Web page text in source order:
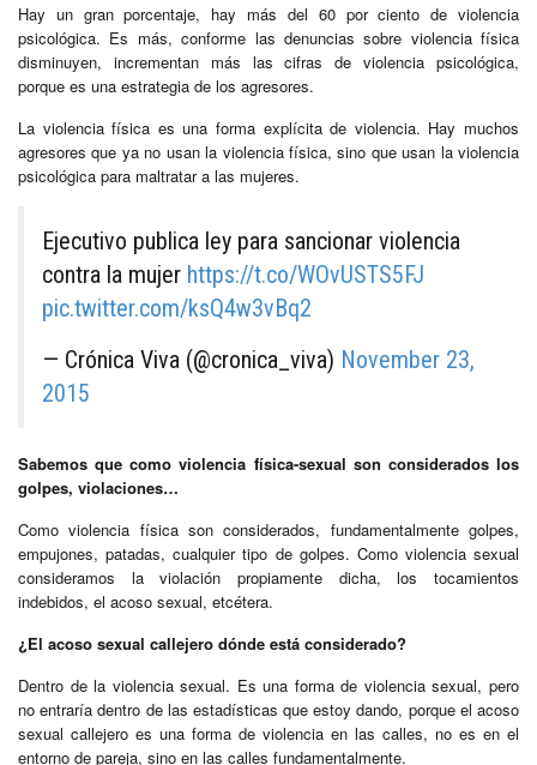
Hay un gran porcentaje, hay más del 60 por ciento de violencia
psicológica. Es más, conforme las denuncias sobre violencia física
disminuyen, incrementan más las cifras de violencia psicológica,
porque es una estrategia de los agresores.
La violencia física es una forma explícita de violencia. Hay muchos
agresores que ya no usan la violencia física, sino que usan la violencia
psicológica para maltratar a las mujeres.
Ejecutivo publica ley para sancionar violencia
contra la mujer https://t.co/WOvUSTS5FJ
pic.twitter.com/ksQ4w3vBq2
— Crónica Viva (@cronica_viva) November 23,
2015
Sabemos que como violencia física-sexual son considerados los
golpes, violaciones…
Como violencia física son considerados, fundamentalmente golpes,
empujones, patadas, cualquier tipo de golpes. Como violencia sexual
consideramos la violación propiamente dicha, los tocamientos
indebidos, el acoso sexual, etcétera.
¿El acoso sexual callejero dónde está considerado?
Dentro de la violencia sexual. Es una forma de violencia sexual, pero
no entraría dentro de las estadísticas que estoy dando, porque el acoso
sexual callejero es una forma de violencia en las calles, no es en el
entorno de pareja, sino en las calles fundamentalmente.